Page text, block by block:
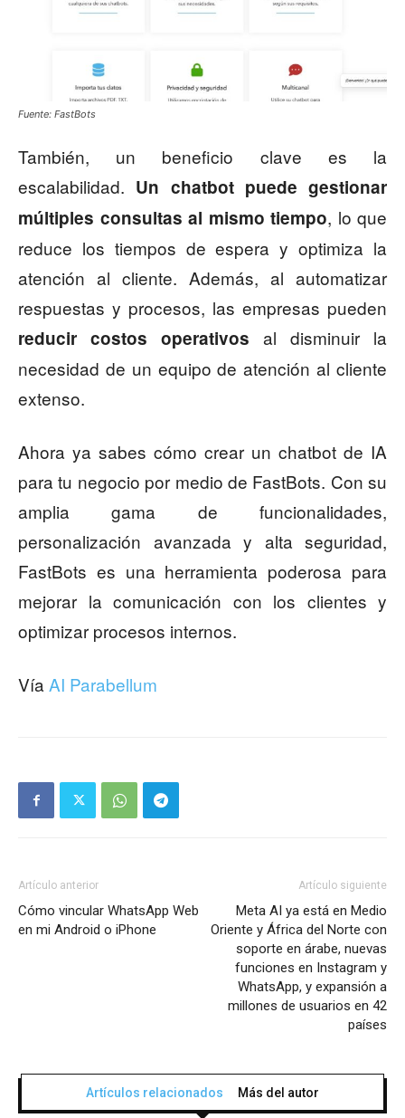
Fuente: FastBots
También, un beneficio clave es la
escalabilidad. Un chatbot puede gestionar
múltiples consultas al mismo tiempo, lo que
reduce los tiempos de espera y optimiza la
atención al cliente. Además, al automatizar
respuestas y procesos, las empresas pueden
reducir costos operativos al disminuir la
necesidad de un equipo de atención al cliente
extenso.
Ahora ya sabes cómo crear un chatbot de IA
para tu negocio por medio de FastBots. Con su
amplia gama de funcionalidades,
personalización avanzada y alta seguridad,
FastBots es una herramienta poderosa para
mejorar la comunicación con los clientes y
optimizar procesos internos.
VíaAI Parabellum
Artículo anterior
Cómo vincular WhatsApp Web
en mi Android o iPhone
Artículo siguiente
Meta AI ya está en Medio
Oriente y África del Norte con
soporte en árabe, nuevas
funciones en Instagram y
WhatsApp, y expansión a
millones de usuarios en 42
países
Artículos relacionados Más del autor